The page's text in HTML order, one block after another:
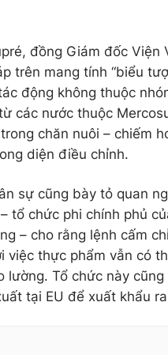
đồng Giám đốc Viện
trên mang tính “biểu
động không thuộc
các nước thuộc
chăn nuôi – chiếm
diện điều chỉnh.
sự cũng bày tỏ quan
tổ chức phi chính phủ
– cho rằng lệnh cấm
việc thực phẩm vẫn có
lường. Tổ chức này
tại EU để xuất khẩu